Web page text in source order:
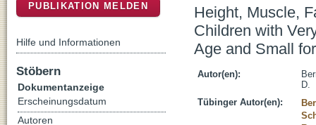
Height, Muscle,
Children with
Age and Small
Autor(en):
D.
Tübinger Autor(en):
PUBLIKATION MELDEN
Hilfe und Informationen
Stöbern
Dokumentanzeige
Erscheinungsdatum
Autoren